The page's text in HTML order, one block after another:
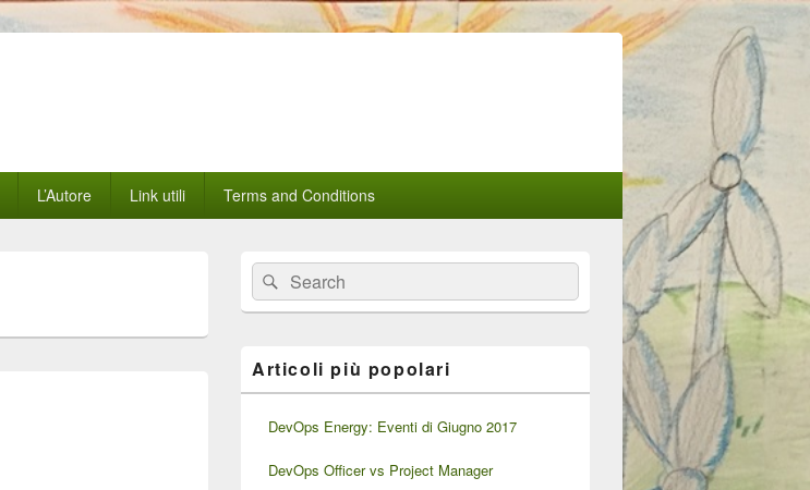
L’Autore Link utili Terms and Conditions
Area
widget
barra
laterale
Cerca:Cerca
Articoli più popolari
DevOps Energy: Eventi di Giugno 2017
DevOps Officer vs Project Manager